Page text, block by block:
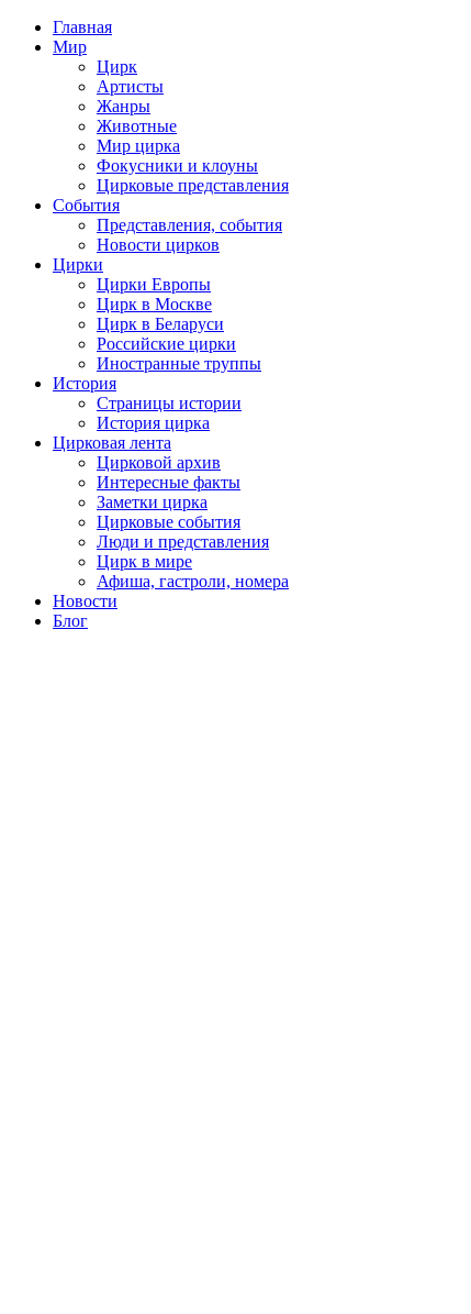
Главная
Мир
Цирк
Артисты
Жанры
Животные
Мир цирка
Фокусники и клоуны
Цирковые представления
События
Представления, события
Новости цирков
Цирки
Цирки Европы
Цирк в Москве
Цирк в Беларуси
Российские цирки
Иностранные труппы
История
Страницы истории
История цирка
Цирковая лента
Цирковой архив
Интересные факты
Заметки цирка
Цирковые события
Люди и представления
Цирк в мире
Афиша, гастроли, номера
Новости
Блог